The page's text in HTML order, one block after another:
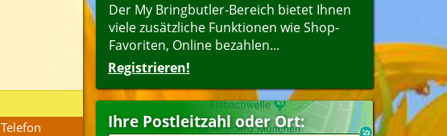
Der My Bringbutler-Bereich bietet Ihnen
viele zusätzliche Funktionen wie Shop-
Favoriten, Online bezahlen...
Registrieren!
Ihre Postleitzahl oder Ort:
Telefon